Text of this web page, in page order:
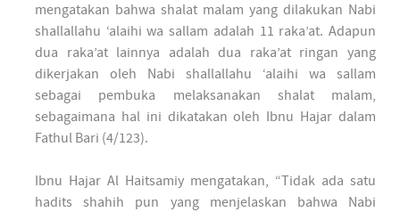
mengatakan bahwa shalat malam yang dilakukan Nabi
shallallahu ‘alaihi wa sallam adalah 11 raka’at. Adapun
dua raka’at lainnya adalah dua raka’at ringan yang
dikerjakan oleh Nabi shallallahu ‘alaihi wa sallam
sebagai pembuka melaksanakan shalat malam,
sebagaimana hal ini dikatakan oleh Ibnu Hajar dalam
Fathul Bari (4/123).
Ibnu Hajar Al Haitsamiy mengatakan, “Tidak ada satu
hadits shahih pun yang menjelaskan bahwa Nabi